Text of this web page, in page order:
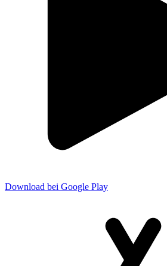
Download bei Google Play